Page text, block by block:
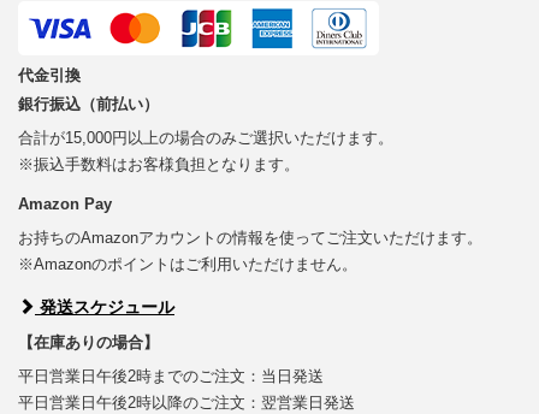
代金引換
銀行振込（前払い）
合計が15,000円以上の場合のみご選択いただけます。
※振込手数料はお客様負担となります。
Amazon Pay
お持ちのAmazonアカウントの情報を使ってご注文いただけます。
※Amazonのポイントはご利用いただけません。
発送スケジュール
【在庫ありの場合】
平日営業日午後2時までのご注文：当日発送
平日営業日午後2時以降のご注文：翌営業日発送